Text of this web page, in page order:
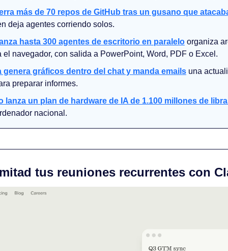
más de 70 repos de GitHub tras un gusano que
deja agentes corriendo solos.
hasta 300 agentes de escritorio en paralelo organiza
el navegador, con salida a PowerPoint, Word, PDF o Excel.
genera gráficos dentro del chat y manda emails una
preparar informes.
lanza un plan de hardware de IA de 1.100 millones de
nacional.
tus reuniones recurrentes con